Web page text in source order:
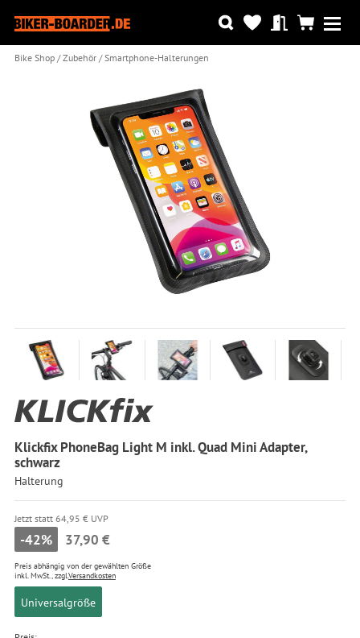
Bike Shop Zubehör Smartphone-Halterungen
Klickfix PhoneBag Light M inkl. Quad Mini Adapter,
schwarz
Halterung
Jetzt statt 64,95 € UVP
-42% 37,90 €
Preis abhängig von der gewählten Größe
inkl. MwSt., zzgl.Versandkosten
Universalgröße